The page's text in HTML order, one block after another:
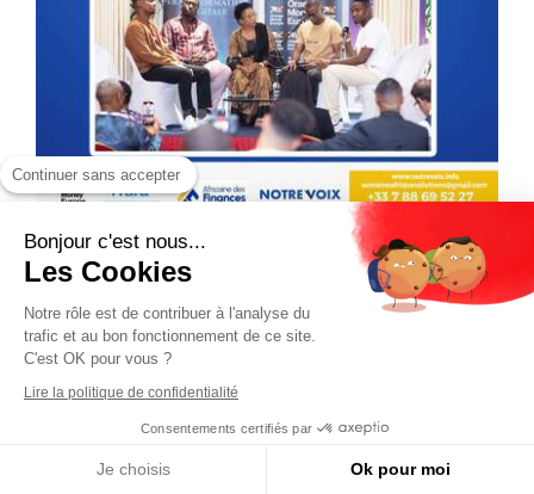
Continuer sans accepter
Bonjour c'est nous...
Les Cookies
Notre rôle est de contribuer à l'analyse du
trafic et au bon fonctionnement de ce site.
C'est OK pour vous ?
Lire la politique de confidentialité
Consentements certifiés par
Je choisis Ok pour moi